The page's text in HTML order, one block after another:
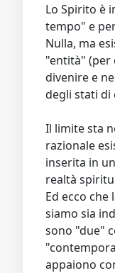
Lo Spirito è
tempo" e
Nulla, ma
"entità" (per
divenire e
degli stati di
Il limite sta
razionale
inserita in
realtà
Ed ecco
siamo sia
sono "due"
appaiono